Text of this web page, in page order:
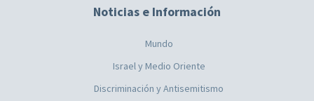
Noticias e Información
Mundo
Israel y Medio Oriente
Discriminación y Antisemitismo